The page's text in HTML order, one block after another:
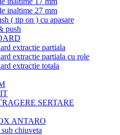
inaltime 27 mm
( tip on ) cu apasare
push
extractie partiala
extractie partiala cu role
extractie totala
SERTARE
ANTARO
chiuveta